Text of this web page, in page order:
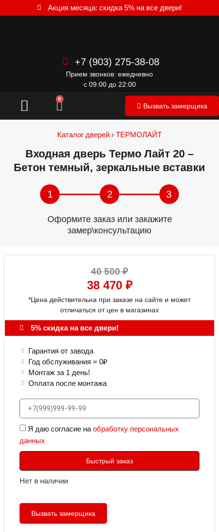
Акция месяца: скидка 5% на все двери!
+7 (903) 275-38-08
Прием звонков: ежедневно
с 09:00 до 22:00
0
Вызвать замерщика
Каталог дверей › ТЕРМОЛАЙТ
Входная дверь Термо Лайт 20 –
Бетон темный, зеркальные вставки
1 2 3
Оформите заказ или закажите
замер\консультацию
40 500₽
38 470 ₽
*Цена действительна при заказе на сайте и может
отличаться от цен в магазинах
5% скидка на все двери!
Гарантия от завода
Год обслуживания = 0₽
Монтаж за 1 день!
Оплата после монтажа
Я даю согласие наобработку персональных
данных
Быстрый заказ
Нет в наличии
Вызвать замерщика